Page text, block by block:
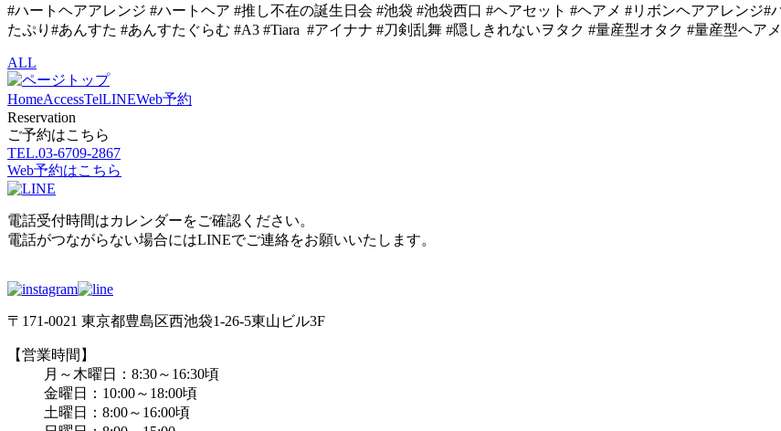
#ハートヘアアレンジ #ハートヘア #推し不在の誕生日会 #池袋 #池袋西口 #ヘアセット #ヘアメ #リボンヘアアレンジ
たぷり#あんすた #あんすたぐらむ #A3 #Tiara #アイナナ #刀剣乱舞 #隠しきれないヲタク #量産型オタク #量産型ヘア
ALL
HomeAccessTelLINEWeb予約
Reservation
ご予約はこちら
TEL.03-6709-2867
Web予約はこちら
電話受付時間はカレンダーをご確認ください。
電話がつながらない場合にはLINEでご連絡をお願いいたします。
〒171-0021 東京都豊島区西池袋1-26-5東山ビル3F
【営業時間】
月～木曜日：8:30～16:30頃
金曜日：10:00～18:00頃
土曜日：8:00～16:00頃